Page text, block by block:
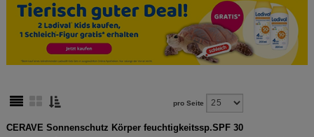
pro Seite
CERAVE Sonnenschutz Körper feuchtigkeitssp.SPF 30